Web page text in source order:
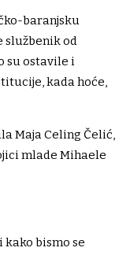
baranjsku
službenik od
su ostavile i
kada hoće,
Maja Celing Čelić,
mlade Mihaele
bismo se